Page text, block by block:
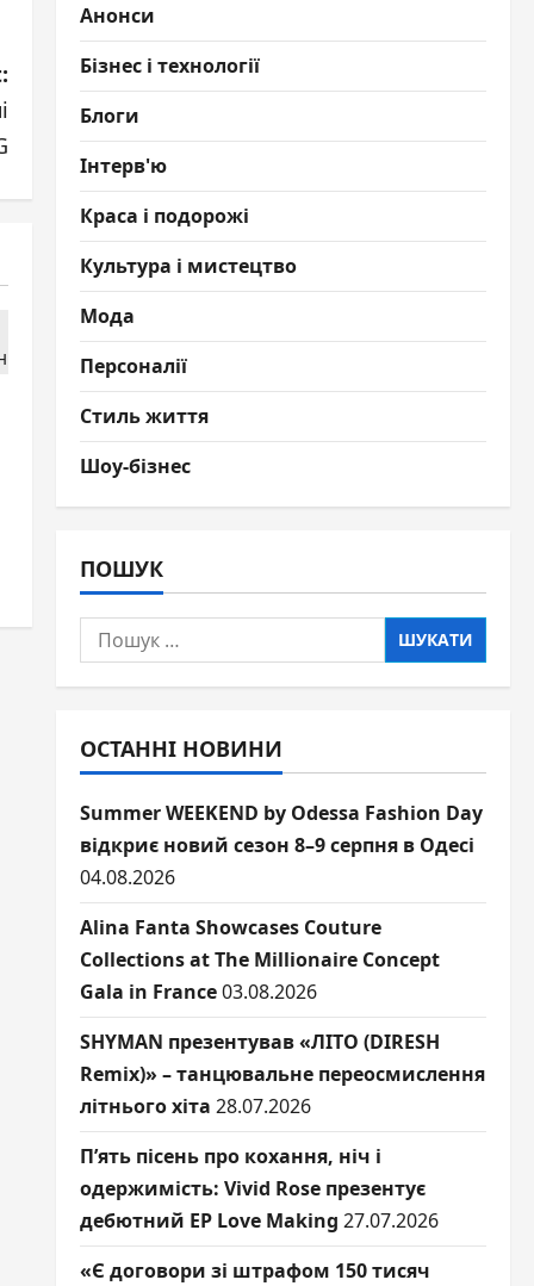
Анонси
Бізнес і технології
Блоги
Інтерв'ю
Краса і подорожі
Культура і мистецтво
Мода
Персоналії
Стиль життя
Шоу-бізнес
ПОШУК
Пошук:
ОСТАННІ НОВИНИ
Summer WEEKEND by Odessa Fashion Day
відкриє новий сезон 8–9 серпня в Одесі
04.08.2026
Alina Fanta Showcases Couture
Collections at The Millionaire Concept
Gala in France03.08.2026
SHYMAN презентував «ЛІТО (DIRESH
Remix)» – танцювальне переосмислення
літнього хіта 28.07.2026
П’ять пісень про кохання, ніч і
одержимість: Vivid Rose презентує
дебютний EP Love Making 27.07.2026
«Є договори зі штрафом 150 тисяч